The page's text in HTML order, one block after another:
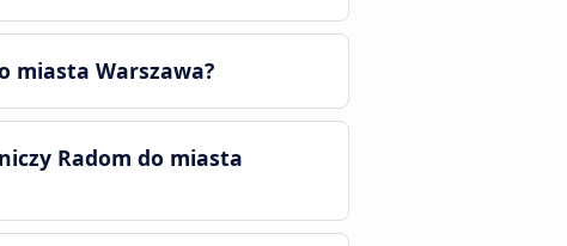
miasta Warszawa?
Radom do miasta